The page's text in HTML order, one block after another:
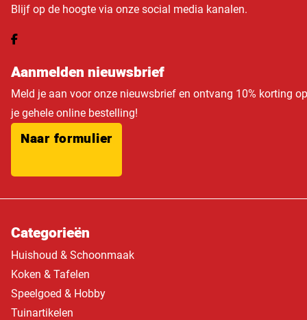
Blijf op de hoogte via onze social media kanalen.
Aanmelden nieuwsbrief
Meld je aan voor onze nieuwsbrief en ontvang 10% korting op
je gehele online bestelling!
Naar formulier
Categorieën
Huishoud & Schoonmaak
Koken & Tafelen
Speelgoed & Hobby
Tuinartikelen